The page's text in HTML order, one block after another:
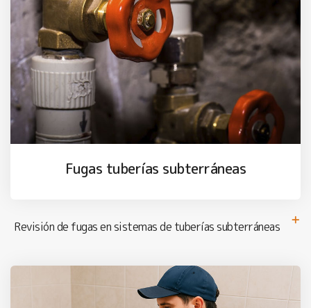
Fugas tuberías subterráneas
Revisión de fugas en sistemas de tuberías subterráneas